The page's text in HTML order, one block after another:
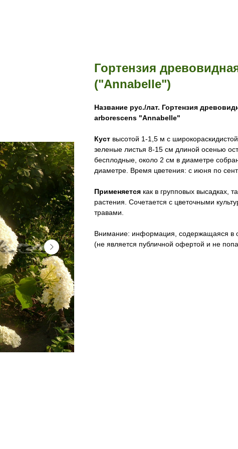
Гортензия
("Annabelle")
Название рус./лат. Гортензия
arborescens "Annabelle"
Куст высотой 1-1,5 м с
зеленые листья 8-15 см длиной осенью
бесплодные, около 2 см в диаметре
диаметре. Время цветения: с июня по
Применяется как в групповых высадках,
растения. Сочетается с цветочными
травами.
Внимание: информация, содержащаяся в
(не является публичной офертой и не